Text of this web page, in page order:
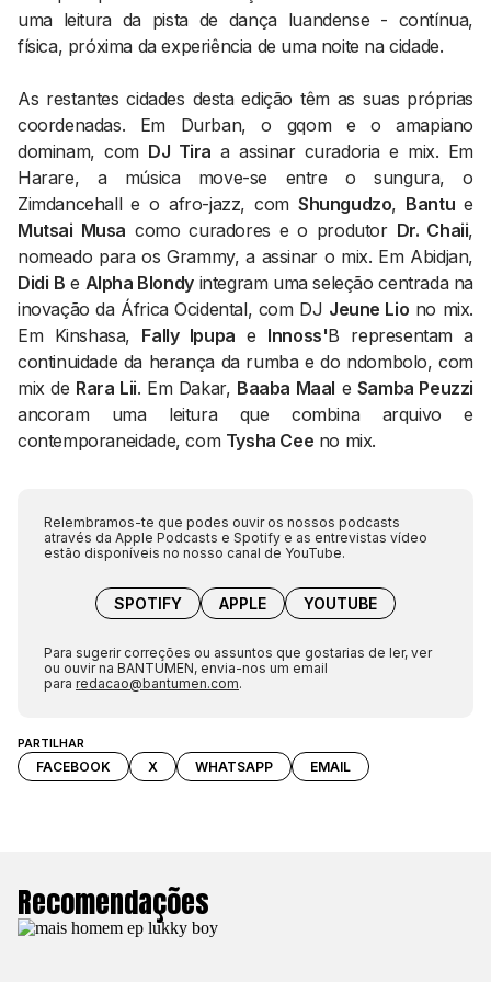
PARTILHAR
FACEBOOK X WHATSAPP EMAIL
uma leitura da pista de dança luandense - contínua,
física, próxima da experiência de uma noite na cidade.
As restantes cidades desta edição têm as suas próprias
coordenadas. Em Durban, o gqom e o amapiano
dominam, com DJ Tira a assinar curadoria e mix. Em
Harare, a música move-se entre o sungura, o
Zimdancehall e o afro-jazz, comShungudzo, Bantu e
Mutsai Musa como curadores e o produtor Dr. Chaii,
nomeado para os Grammy, a assinar o mix. Em Abidjan,
Didi B e Alpha Blondyintegram uma seleção centrada na
inovação da África Ocidental, com DJ Jeune Lio no mix.
Em Kinshasa, Fally Ipupa e Innoss'B representam a
continuidade da herança da rumba e do ndombolo, com
mix de Rara Lii. Em Dakar, Baaba Maal e Samba Peuzzi
ancoram uma leitura que combina arquivo e
contemporaneidade, com Tysha Cee no mix.
Relembramos-te que podes ouvir os nossos podcasts
através da Apple Podcasts e Spotify e as entrevistas vídeo
estão disponíveis no nosso canal de YouTube.
SPOTIFY APPLE YOUTUBE
Para sugerir correções ou assuntos que gostarias de ler, ver
ou ouvir na BANTUMEN, envia-nos um email
para redacao@bantumen.com.
Recomendações